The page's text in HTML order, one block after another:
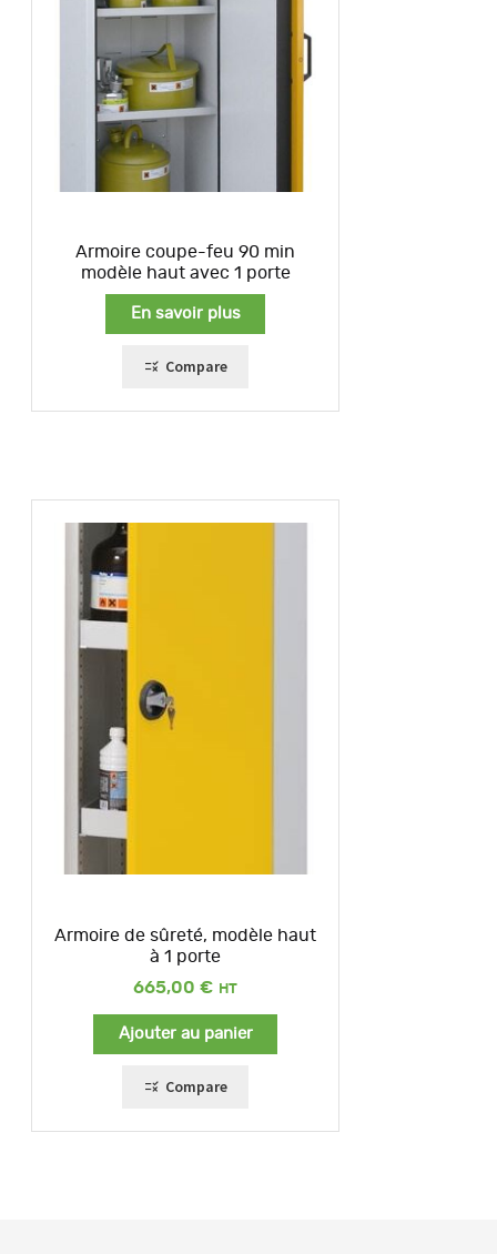
Armoire coupe-feu 90 min
modèle haut avec 1 porte
En savoir plus
Compare
Armoire de sûreté, modèle haut
à 1 porte
665,00 €
Ajouter au panier
Compare